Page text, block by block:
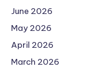
June 2026
May 2026
April 2026
March 2026